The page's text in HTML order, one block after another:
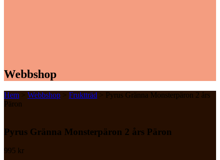
Webbshop
Hem > Webbshop > Fruktträd > Pyrus Gränna Monsterpäron 2 års
Päron
Pyrus Gränna Monsterpäron 2 års Päron
995 kr